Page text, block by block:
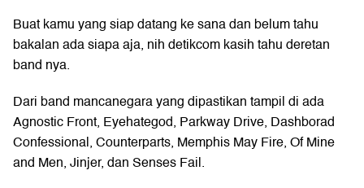
Buat kamu yang siap datang ke sana dan belum tahu
bakalan ada siapa aja, nih detikcom kasih tahu deretan
band nya.
Dari band mancanegara yang dipastikan tampil di ada
Agnostic Front, Eyehategod, Parkway Drive, Dashborad
Confessional, Counterparts, Memphis May Fire, Of Mine
and Men, Jinjer, dan Senses Fail.